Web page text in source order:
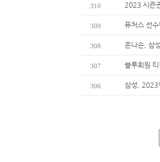
310 2023 시즌
309 퓨처스 선
308 온나손, 삼
307 블루회원
306 삼성, 2023